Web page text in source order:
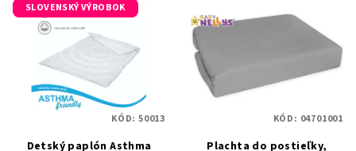
SLOVENSKÝ VÝROBOK
Detský paplón Asthma
KÓD: 50013
Plachta do postieľky,
KÓD: 04701001